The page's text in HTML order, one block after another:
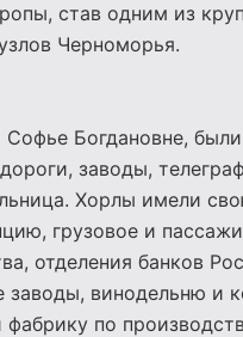
став одним из
Черноморья.
Софье Богдановне,
заводы,
Хорлы имели
грузовое и
отделения банков
заводы, винодельню и
фабрику по